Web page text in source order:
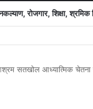
रोजगार, शिक्षा,
सतखोल आध्यात्मिक चेतना